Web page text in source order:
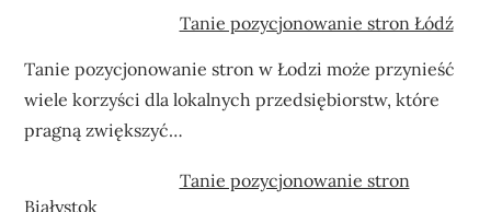
Tanie pozycjonowanie stron Łódź
Tanie pozycjonowanie stron w Łodzi może przynieść
wiele korzyści dla lokalnych przedsiębiorstw, które
pragną zwiększyć…
Tanie pozycjonowanie stron
Białystok